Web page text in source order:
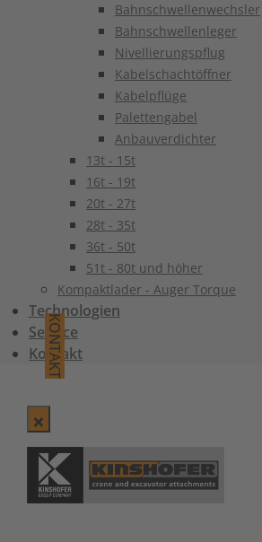
Bahnschwellenwechsler
Bahnschwellenleger
Nivellierungspflug
Kabelschachtöffner
Kabelpflüge
Palettengabel
Anbauverdichter
13t - 15t
16t - 19t
20t - 27t
28t - 35t
36t - 50t
51t - 80t und höher
Kompaktlader - Auger Torque
Technologien
Service
Kontakt
KONTAKT